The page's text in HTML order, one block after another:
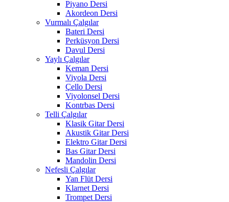
Piyano Dersi
Akordeon Dersi
Vurmalı Çalgılar
Bateri Dersi
Perküsyon Dersi
Davul Dersi
Yaylı Çalgılar
Keman Dersi
Viyola Dersi
Çello Dersi
Viyolonsel Dersi
Kontrbas Dersi
Telli Çalgılar
Klasik Gitar Dersi
Akustik Gitar Dersi
Elektro Gitar Dersi
Bas Gitar Dersi
Mandolin Dersi
Nefesli Çalgılar
Yan Flüt Dersi
Klarnet Dersi
Trompet Dersi